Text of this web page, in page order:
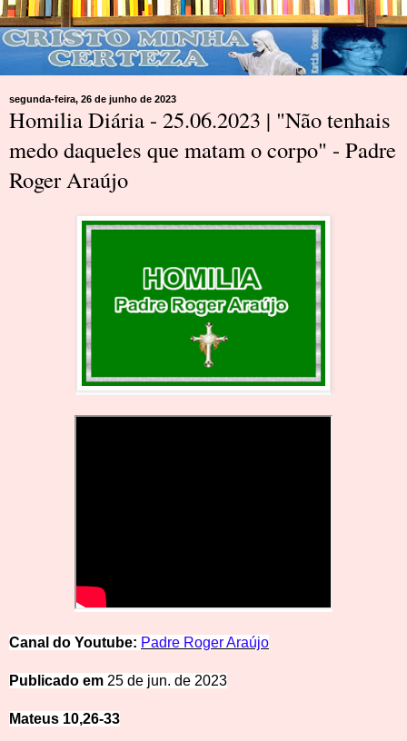
segunda-feira, 26 de junho de 2023
Homilia Diária - 25.06.2023 | "Não tenhais
medo daqueles que matam o corpo" - Padre
Roger Araújo
Canal do Youtube: Padre Roger Araújo
Publicado em 25 de jun. de 2023
Mateus 10,26-33